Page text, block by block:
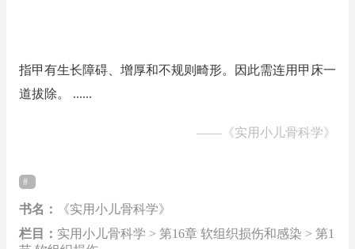
指甲有生长障碍、增厚和不规则畸形。因此需连用甲床一
道拔除。 ......
—— 《实用小儿骨科学》
书名：
《实用小儿骨科学》
栏目： 实用小儿骨科学 > 第16章 软组织损伤和感染 > 第1